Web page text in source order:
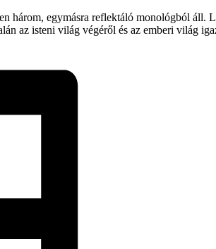
három, egymásra reflektáló monológból áll.
az isteni világ végéről és az emberi világ